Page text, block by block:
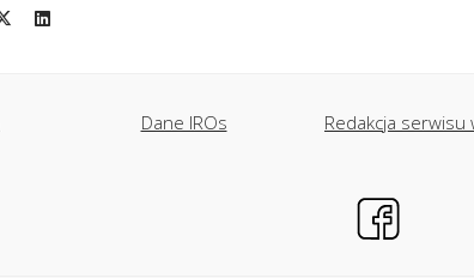
Dane IROs Redakcja serwisu